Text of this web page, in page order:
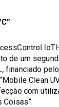
de um
financiado pelo
Clean
com
Coisas”.